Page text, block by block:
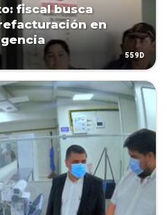
fiscal busca
en
559D